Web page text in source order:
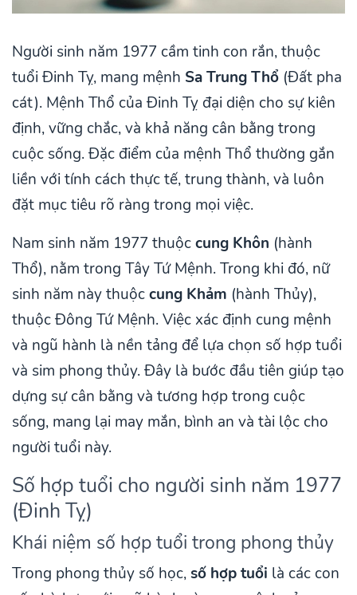
Người sinh năm 1977 cầm tinh con rắn, thuộc
tuổi Đinh Tỵ, mang mệnh Sa Trung Thổ (Đất pha
cát). Mệnh Thổ của Đinh Tỵ đại diện cho sự kiên
định, vững chắc, và khả năng cân bằng trong
cuộc sống. Đặc điểm của mệnh Thổ thường gắn
liền với tính cách thực tế, trung thành, và luôn
đặt mục tiêu rõ ràng trong mọi việc.
Nam sinh năm 1977 thuộccung Khôn (hành
Thổ), nằm trong Tây Tứ Mệnh. Trong khi đó, nữ
sinh năm này thuộccung Khảm (hành Thủy),
thuộc Đông Tứ Mệnh. Việc xác định cung mệnh
và ngũ hành là nền tảng để lựa chọn số hợp tuổi
và sim phong thủy. Đây là bước đầu tiên giúp tạo
dựng sự cân bằng và tương hợp trong cuộc
sống, mang lại may mắn, bình an và tài lộc cho
người tuổi này.
Số hợp tuổi cho người sinh năm 1977
(Đinh Tỵ)
Khái niệm số hợp tuổi trong phong thủy
Trong phong thủy số học,số hợp tuổi là các con